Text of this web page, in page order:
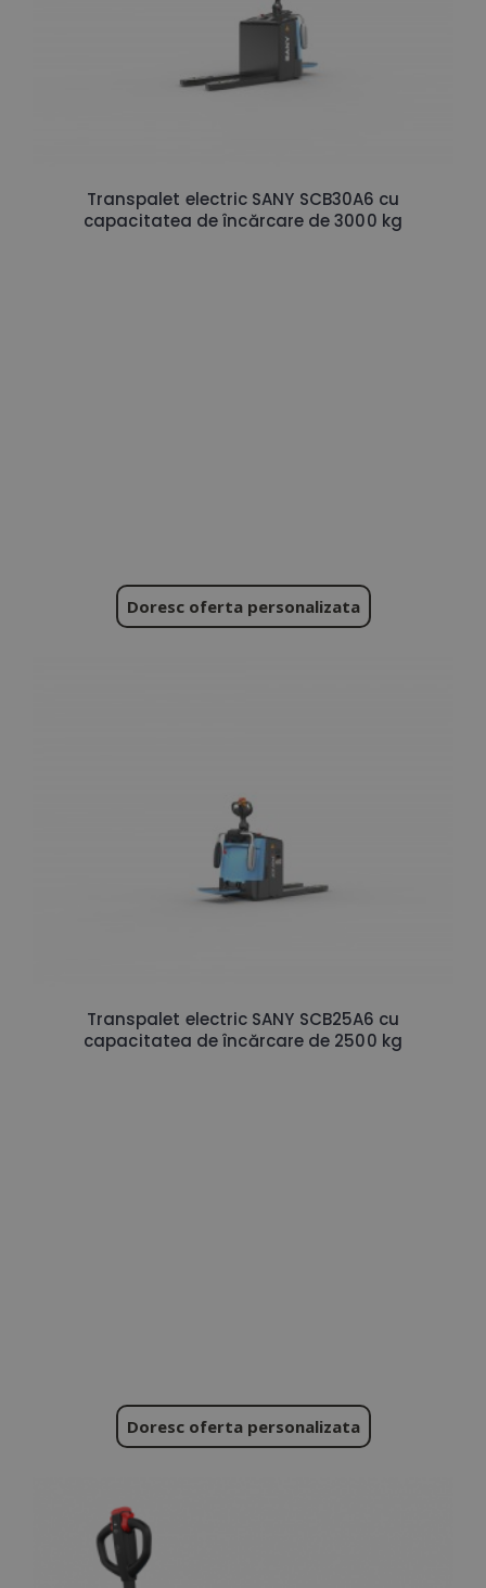
Transpalet electric SANY SCB30A6 cu
capacitatea de încărcare de 3000 kg
Doresc oferta personalizata
Transpalet electric SANY SCB25A6 cu
capacitatea de încărcare de 2500 kg
Doresc oferta personalizata